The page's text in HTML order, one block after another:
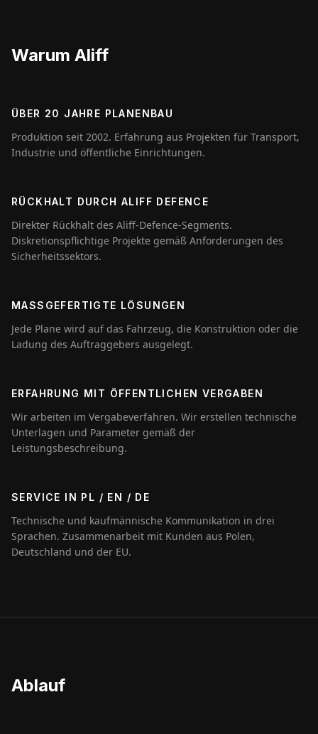
Warum Aliff
ÜBER 20 JAHRE PLANENBAU
Produktion seit 2002. Erfahrung aus Projekten für Transport,
Industrie und öffentliche Einrichtungen.
RÜCKHALT DURCH ALIFF DEFENCE
Direkter Rückhalt des Aliff-Defence-Segments.
Diskretionspflichtige Projekte gemäß Anforderungen des
Sicherheitssektors.
MASSGEFERTIGTE LÖSUNGEN
Jede Plane wird auf das Fahrzeug, die Konstruktion oder die
Ladung des Auftraggebers ausgelegt.
ERFAHRUNG MIT ÖFFENTLICHEN VERGABEN
Wir arbeiten im Vergabeverfahren. Wir erstellen technische
Unterlagen und Parameter gemäß der
Leistungsbeschreibung.
SERVICE IN PL / EN / DE
Technische und kaufmännische Kommunikation in drei
Sprachen. Zusammenarbeit mit Kunden aus Polen,
Deutschland und der EU.
Ablauf